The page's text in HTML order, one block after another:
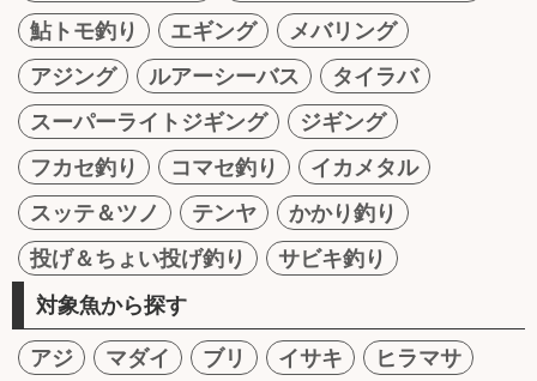
鮎トモ釣り
エギング
メバリング
アジング
ルアーシーバス
タイラバ
スーパーライトジギング
ジギング
フカセ釣り
コマセ釣り
イカメタル
スッテ＆ツノ
テンヤ
かかり釣り
投げ＆ちょい投げ釣り
サビキ釣り
対象魚から探す
アジ マダイ ブリ イサキ
ヒラマサ